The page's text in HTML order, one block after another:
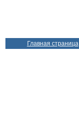
Главная страница